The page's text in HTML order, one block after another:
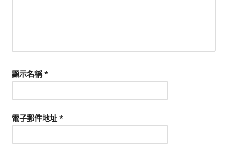
顯示名稱*
電子郵件地址 *